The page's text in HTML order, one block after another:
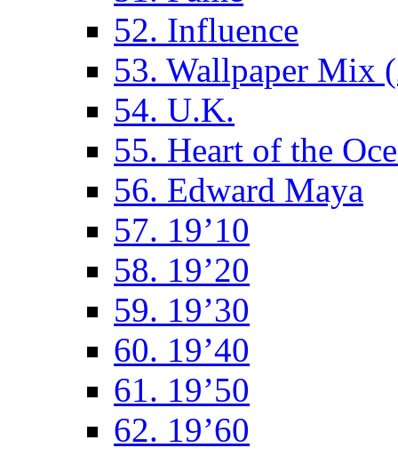
52. Influence
53. Wallpaper Mix
54. U.K.
55. Heart of the
56. Edward Maya
57. 19’10
58. 19’20
59. 19’30
60. 19’40
61. 19’50
62. 19’60